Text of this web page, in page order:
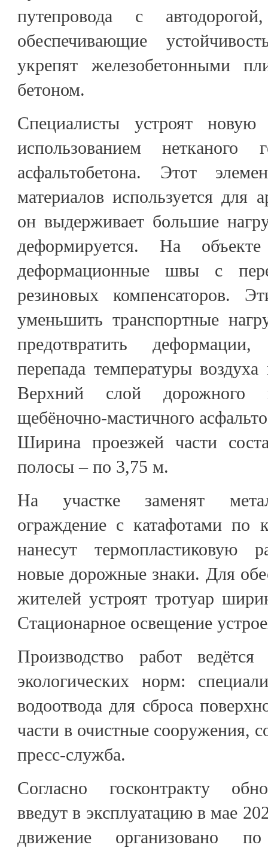
путепровода с
обеспечивающие
укрепят железобетонными
бетоном.
Специалисты устроят
использованием нетканого
асфальтобетона. Этот
материалов используется для
он выдерживает большие
деформируется. На
деформационные швы с
резиновых компенсаторов.
уменьшить транспортные
предотвратить
перепада температуры
Верхний слой дорожного
щебёночно-мастичного
Ширина проезжей части
полосы – по 3,75 м.
На участке заменят
ограждение с катафотами по
нанесут термопластиковую
новые дорожные знаки. Для
жителей устроят тротуар
Стационарное освещение
Производство работ
экологических норм:
водоотвода для сброса
части в очистные сооружения,
пресс-служба.
Согласно госконтракту
введут в эксплуатацию в мае
движение организовано